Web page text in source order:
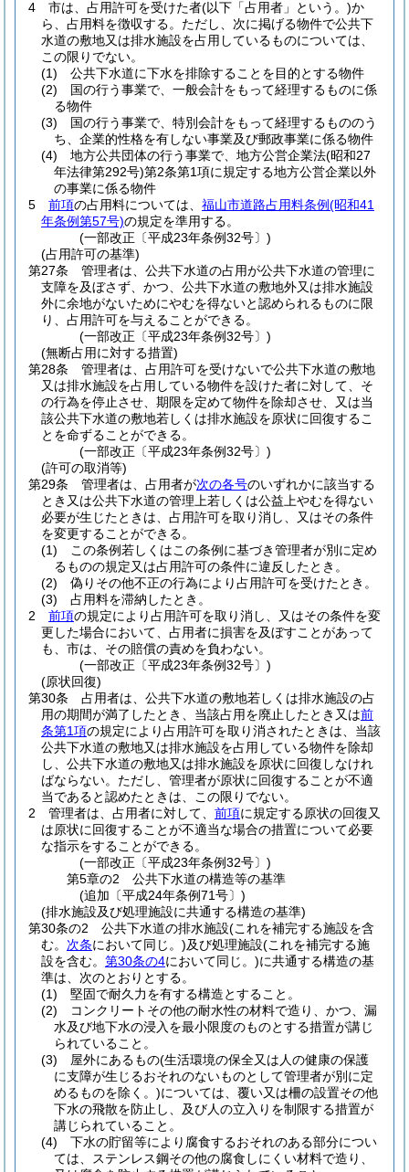
4 市は、占用許可を受けた者(以下「占用者」という。)か
ら、占用料を徴収する。 ただし、次に掲げる物件で公共下
水道の敷地又は排水施設を占用しているものについては、
この限りでない。
(1)
公共下水道に下水を排除することを目的とする物件
(2)
国の行う事業で、一般会計をもって経理するものに係
る物件
(3)
国の行う事業で、特別会計をもって経理するもののう
ち、企業的性格を有しない事業及び郵政事業に係る物件
(4)
地方公共団体の行う事業で、地方公営企業法(昭和27
年法律第292号)第2条第1項に規定する地方公営企業以外
の事業に係る物件
5
前項の占用料については、 福山市道路占用料条例(昭和41
年条例第57号)の規定を準用する。
(一部改正〔平成23年条例32号〕)
(占用許可の基準)
第27条
管理者は、公共下水道の占用が公共下水道の管理に
支障を及ぼさず、かつ、公共下水道の敷地外又は排水施設
外に余地がないためにやむを得ないと認められるものに限
り、占用許可を与えることができる。
(一部改正〔平成23年条例32号〕)
(無断占用に対する措置)
第28条
管理者は、占用許可を受けないで公共下水道の敷地
又は排水施設を占用している物件を設けた者に対して、そ
の行為を停止させ、期限を定めて物件を除却させ、又は当
該公共下水道の敷地若しくは排水施設を原状に回復するこ
とを命ずることができる。
(一部改正〔平成23年条例32号〕)
(許可の取消等)
第29条
管理者は、占用者が次の各号のいずれかに該当する
とき又は公共下水道の管理上若しくは公益上やむを得ない
必要が生じたときは、占用許可を取り消し、又はその条件
を変更することができる。
(1)
この条例若しくはこの条例に基づき管理者が別に定め
るものの規定又は占用許可の条件に違反したとき。
(2)
偽りその他不正の行為により占用許可を受けたとき。
(3)
占用料を滞納したとき。
2
前項の規定により占用許可を取り消し、又はその条件を変
更した場合において、占用者に損害を及ぼすことがあって
も、市は、その賠償の責めを負わない。
(一部改正〔平成23年条例32号〕)
(原状回復)
第30条
占用者は、公共下水道の敷地若しくは排水施設の占
用の期間が満了したとき、当該占用を廃止したとき又は前
条第1項の規定により占用許可を取り消されたときは、当該
公共下水道の敷地又は排水施設を占用している物件を除却
し、公共下水道の敷地又は排水施設を原状に回復しなけれ
ばならない。 ただし、管理者が原状に回復することが不適
当であると認めたときは、この限りでない。
2
管理者は、占用者に対して、 前項に規定する原状の回復又
は原状に回復することが不適当な場合の措置について必要
な指示をすることができる。
(一部改正〔平成23年条例32号〕)
第5章の2
公共下水道の構造等の基準
(追加〔平成24年条例71号〕)
(排水施設及び処理施設に共通する構造の基準)
第30条の2
公共下水道の排水施設(これを補完する施設を含
む。 次条において同じ。)及び処理施設(これを補完する施
設を含む。 第30条の4において同じ。)に共通する構造の基
準は、次のとおりとする。
(1)
堅固で耐久力を有する構造とすること。
(2)
コンクリートその他の耐水性の材料で造り、かつ、漏
水及び地下水の浸入を最小限度のものとする措置が講じ
られていること。
(3)
屋外にあるもの(生活環境の保全又は人の健康の保護
に支障が生じるおそれのないものとして管理者が別に定
めるものを除く。)については、覆い又は柵の設置その他
下水の飛散を防止し、及び人の立入りを制限する措置が
講じられていること。
(4)
下水の貯留等により腐食するおそれのある部分につい
ては、ステンレス鋼その他の腐食しにくい材料で造り、